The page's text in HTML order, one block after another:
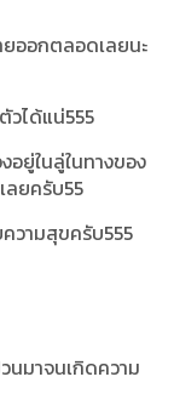
ยออกตลอดเลยนะ
วได้แน่555
ยู่ในลู่ในทางของ
ลยครับ55
ความสุขครับ555
นมาจนเกิดความ